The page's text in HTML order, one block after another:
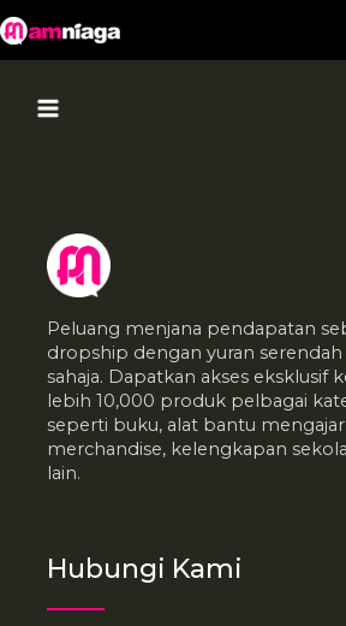
Skip
to
Menu
Peluang menjana pendapatan
dropship dengan yuran serendah
sahaja. Dapatkan akses eksklusif
lebih 10,000 produk pelbagai
seperti buku, alat bantu
merchandise, kelengkapan
lain.
Hubungi Kami